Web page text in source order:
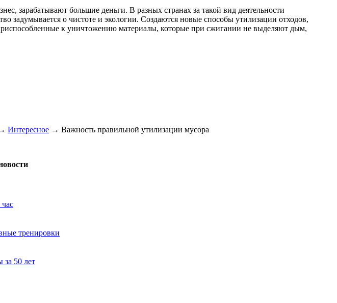
зарабатывают большие деньги. В разных странах за такой вид деятельности
задумывается о чистоте и экологии. Создаются новые способы утилизации отходов,
к уничтожению материалы, которые при сжигании не выделяют дым,
Интересное → Важность правильной утилизации мусора
тренировки
50 лет